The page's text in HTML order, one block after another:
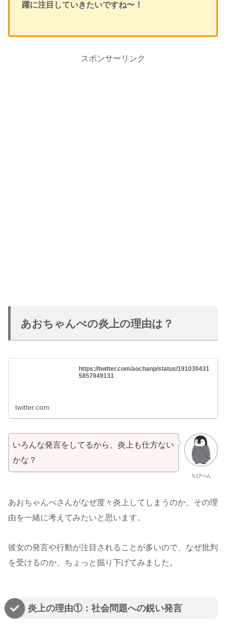
躍に注目していきたいですね〜！
スポンサーリンク
あおちゃんぺの炎上の理由は？
https://twitter.com/aochanp/status/191030431
5857949131
twitter.com
ちびぺん
いろんな発言をしてるから、炎上も仕方ない
かな？
あおちゃんぺさんがなぜ度々炎上してしまうのか、その理
由を一緒に考えてみたいと思います。
彼女の発言や行動が注目されることが多いので、なぜ批判
を受けるのか、ちょっと掘り下げてみました。
炎上の理由①：社会問題への鋭い発言